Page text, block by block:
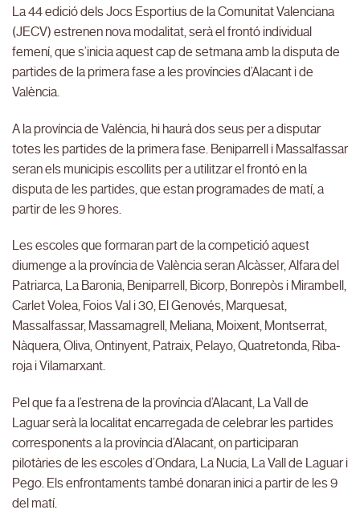
La 44 edició dels Jocs Esportius de la Comunitat Valenciana
(JECV) estrenen nova modalitat, serà el frontó individual
femení, que s’inicia aquest cap de setmana amb la disputa de
partides de la primera fase a les províncies d’Alacant i de
València.
A la província de València, hi haurà dos seus per a disputar
totes les partides de la primera fase. Beniparrell i Massalfassar
seran els municipis escollits per a utilitzar el frontó en la
disputa de les partides, que estan programades de matí, a
partir de les 9 hores.
Les escoles que formaran part de la competició aquest
diumenge a la província de València seran Alcàsser, Alfara del
Patriarca, La Baronia, Beniparrell, Bicorp, Bonrepòs i Mirambell,
Carlet Volea, Foios Val i 30, El Genovés, Marquesat,
Massalfassar, Massamagrell, Meliana, Moixent, Montserrat,
Nàquera, Oliva, Ontinyent, Patraix, Pelayo, Quatretonda, Riba-
roja i Vilamarxant.
Pel que fa a l’estrena de la província d’Alacant, La Vall de
Laguar serà la localitat encarregada de celebrar les partides
corresponents a la província d’Alacant, on participaran
pilotàries de les escoles d’Ondara, La Nucia, La Vall de Laguar i
Pego. Els enfrontaments també donaran inici a partir de les 9
del matí.